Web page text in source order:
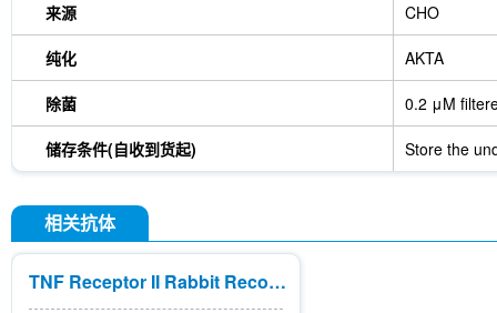
来源 CHO
纯化 AKTA
除菌 0.2 μM
储存条件(自收到货起) Store the
相关抗体
TNF Receptor II Rabbit Recombinant mAb